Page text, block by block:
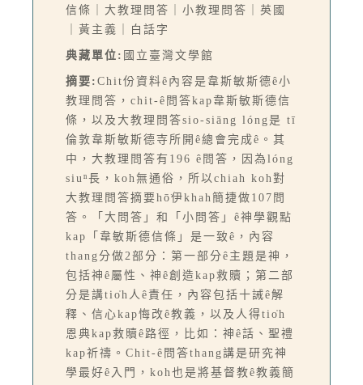
信條｜大教理問答｜小教理問答｜英國
｜黃主義｜白話字
典藏單位: 國立臺灣文學館
摘要: Chit份資料ê內容是韋斯敏斯德ê小
教理問答，chit-ê問答kap韋斯敏斯德信
條，以及大教理問答sio-siāng lóng是 tī
倫敦韋斯敏斯德寺所開ê總會完成ê。其
中，大教理問答有196 ê問答，因為lóng
siuⁿ長，koh無通俗，所以chiah koh對
大教理問答摘要hō͘伊khah簡捷做107問
答。「大問答」和「小問答」ê神學觀點
kap「韋敏斯德信條」是一致ê，內容
thang分做2部分：第一部分ê主題是神，
包括神ê屬性、神ê創造kap救贖；第二部
分是講tio̍h人ê責任，內容包括十誡ê解
釋、信心kap悔改ê教義，以及人得tio̍h
恩典kap救贖ê路徑，比如：神ê話、聖禮
kap祈禱。Chit-ê問答thang講是研究神
學最好ê入門，koh也是將基督教ê教義簡